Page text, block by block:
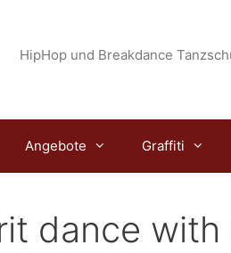
HipHop und Breakdance
Angebote Graffiti
dance with